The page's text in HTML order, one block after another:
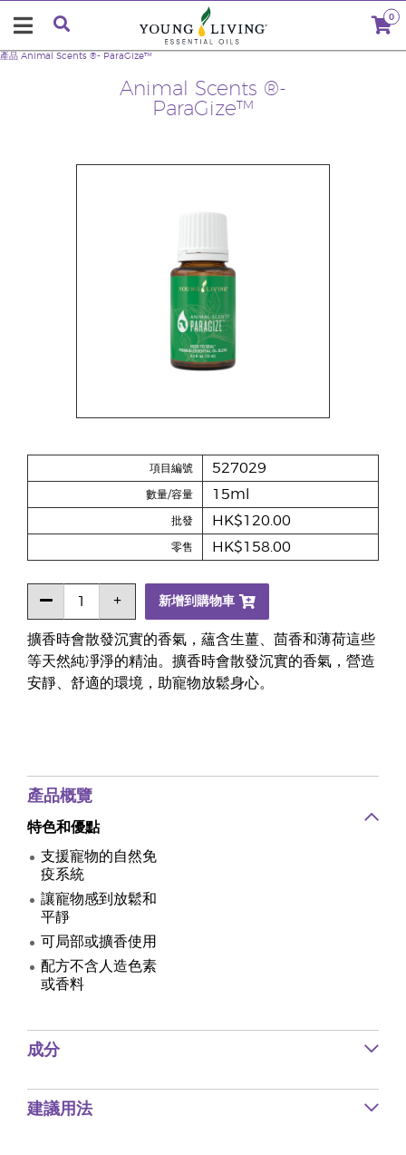
0
Animal Scents ®-
ParaGize™
產品 Animal Scents ®- ParaGize™
擴香時會散發沉實的香氣，蘊含生薑、茴香和薄荷這些
等天然純凈淨的精油。擴香時會散發沉實的香氣，營造
安靜、舒適的環境，助寵物放鬆身心。
項目編號 527029
數量/容量 15ml
批發 HK$120.00
零售 HK$158.00
新增到購物車
產品概覽
特色和優點
支援寵物的自然免
疫系統
讓寵物感到放鬆和
平靜
可局部或擴香使用
配方不含人造色素
或香料
成分
建議用法